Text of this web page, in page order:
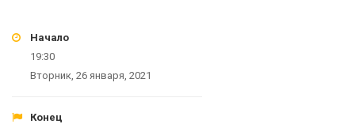
Начало
19:30
Вторник, 26 января, 2021
Конец